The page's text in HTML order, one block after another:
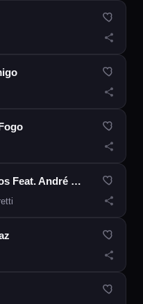
Bons Momentos Feat. André e Felipe